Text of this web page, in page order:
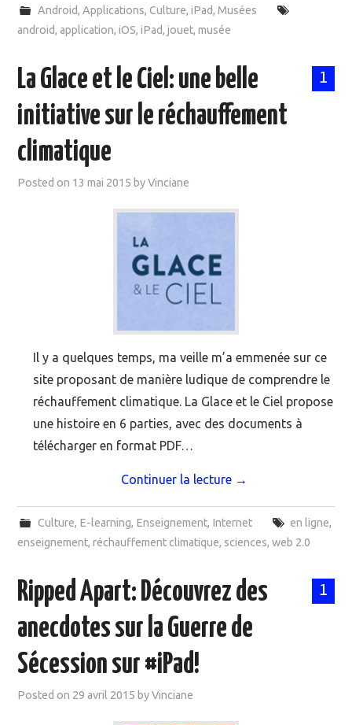
Android, Applications, Culture, iPad, Musées
android,application,iOS,iPad,jouet,musée
1
La Glace et le Ciel: une belle
initiative sur le réchauffement
climatique
Posted on 13 mai 2015 byVinciane
Il y a quelques temps, ma veille m’a emmenée sur ce
site proposant de manière ludique de comprendre le
réchauffement climatique. La Glace et le Ciel propose
une histoire en 6 parties, avec des documents à
télécharger en format PDF…
Continuer la lecture →
Culture, E-learning, Enseignement, Internet en ligne,
enseignement,réchauffement climatique, sciences,web 2.0
1
Ripped Apart: Découvrez des
anecdotes sur la Guerre de
Sécession sur #iPad!
Posted on 29 avril 2015 byVinciane